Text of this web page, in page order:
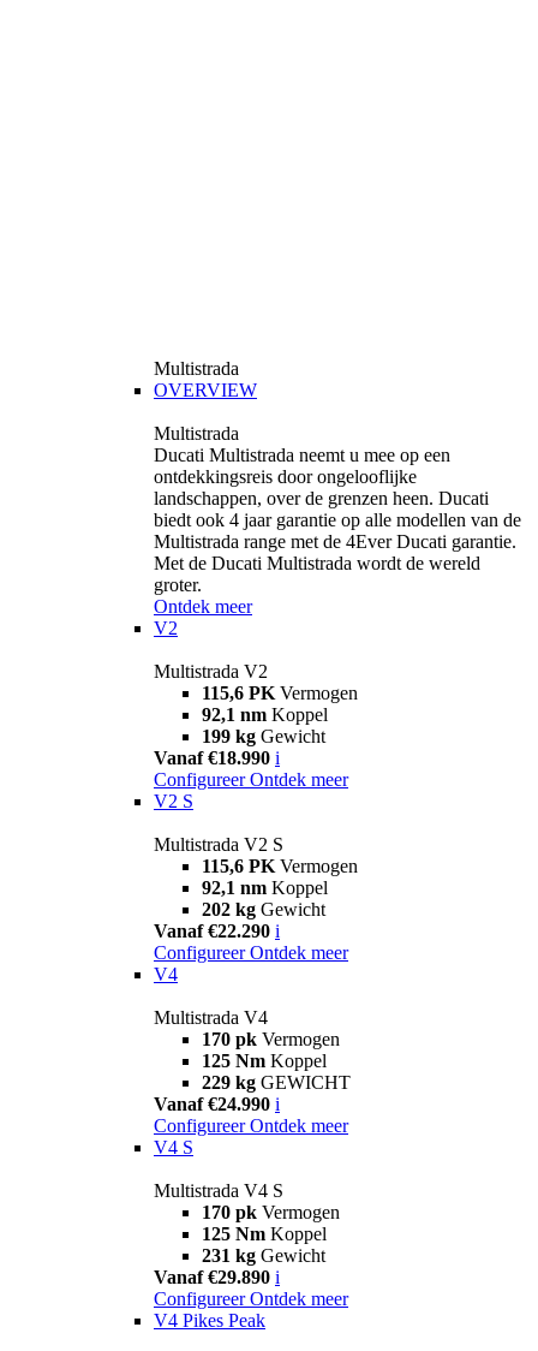
Multistrada
OVERVIEW
Multistrada
Ducati Multistrada neemt u mee op een
ontdekkingsreis door ongelooflijke
landschappen, over de grenzen heen. Ducati
biedt ook 4 jaar garantie op alle modellen van de
Multistrada range met de 4Ever Ducati garantie.
Met de Ducati Multistrada wordt de wereld
groter.
Ontdek meer
V2
Multistrada V2
115,6 PK Vermogen
92,1 nm Koppel
199 kg Gewicht
Vanaf €18.990 i
Configureer Ontdek meer
V2 S
Multistrada V2 S
115,6 PK Vermogen
92,1 nm Koppel
202 kg Gewicht
Vanaf €22.290 i
Configureer Ontdek meer
V4
Multistrada V4
170 pk Vermogen
125 Nm Koppel
229 kg GEWICHT
Vanaf €24.990 i
Configureer Ontdek meer
V4 S
Multistrada V4 S
170 pk Vermogen
125 Nm Koppel
231 kg Gewicht
Vanaf €29.890 i
Configureer Ontdek meer
V4 Pikes Peak